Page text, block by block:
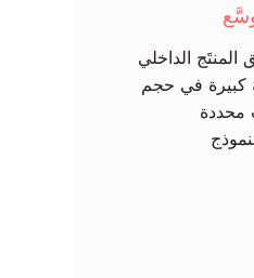
الداخلي
كبيرة في حجم
محددة